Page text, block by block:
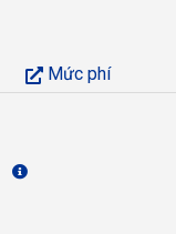
Mức phí